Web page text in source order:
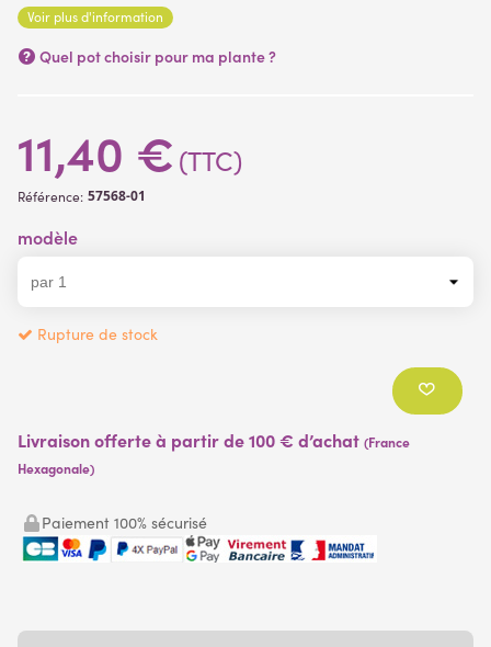
Voir plus d'information
Quel pot choisir pour ma plante ?
11,40 € (TTC)
Référence: 57568-01
modèle
Rupture de stock
Livraison offerte à partir de 100 € d’achat (France
Hexagonale)
Paiement 100% sécurisé